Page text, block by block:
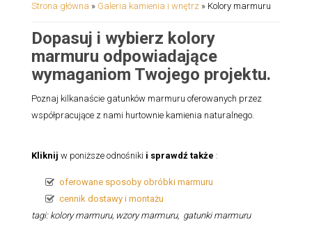
Strona główna » Galeria kamienia i wnętrz » Kolory marmuru
Dopasuj i wybierz kolory
marmuru odpowiadające
wymaganiom Twojego projektu.
Poznaj kilkanaście gatunków marmuru oferowanych przez
współpracujące z nami hurtownie kamienia naturalnego.
Kliknij w poniższe odnośniki i sprawdź także :
oferowane sposoby obróbki marmuru
cennik dostawy i montażu
tagi: kolory marmuru, wzory marmuru, gatunki marmuru